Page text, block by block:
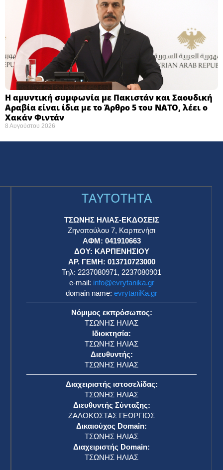
Η αμυντική συμφωνία με Πακιστάν και Σαουδική
Αραβία είναι ίδια με το Άρθρο 5 του ΝΑΤΟ, λέει ο
Χακάν Φιντάν
8 Αυγούστου 2026
TAYTOTHTA
ΤΣΩΝΗΣ ΗΛΙΑΣ-ΕΚΔΟΣΕΙΣ
Ζηνοπούλου 7, Καρπενήσι
ΑΦΜ: 041910663
ΔΟΥ: ΚΑΡΠΕΝΗΣΙΟΥ
ΑΡ. ΓΕΜΗ: 013710723000
Τηλ: 2237080971, 2237080901
e-mail: info@evrytanika.gr
domain name: evrytaniKa.gr
Νόμιμος εκπρόσωπος:
ΤΣΩΝΗΣ ΗΛΙΑΣ
Ιδιοκτησία:
ΤΣΩΝΗΣ ΗΛΙΑΣ
Διευθυντής:
ΤΣΩΝΗΣ ΗΛΙΑΣ
Διαχειριστής ιστοσελίδας:
ΤΣΩΝΗΣ ΗΛΙΑΣ
Διευθυντής Σύνταξης:
ΖΑΛΟΚΩΣΤΑΣ ΓΕΩΡΓΙΟΣ
Δικαιούχος Domain:
ΤΣΩΝΗΣ ΗΛΙΑΣ
Διαχειριστής Domain:
ΤΣΩΝΗΣ ΗΛΙΑΣ